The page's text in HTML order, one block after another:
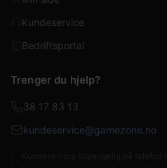
Kundeservice
Bedriftsportal
Trenger du hjelp?
38 17 83 13
kundeservice@gamezone.no